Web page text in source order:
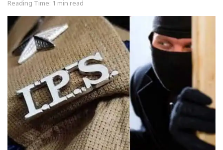
Reading Time: 1 min read